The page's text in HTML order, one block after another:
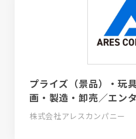
プライズ（景品）・玩
画・製造・卸売／エン
株式会社アレスカンパニー